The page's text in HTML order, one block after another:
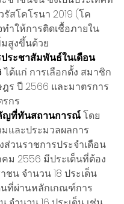
รัสโคโรนา 2019 (โค
ทำให้การติดเชื้อภายใน
มสูงขึ้นด้วย
ประชาสัมพันธ์ในเดือน
ได้แก่ การเลือกตั้ง สมาชิก
ร ปี 2566 และมาตรการ
รกร
ญที่ทันสถานการณ์ โดย
มและประมวลผลการ
ส่วนราชการประจำเดือน
ม 2556 มีประเด็นที่ต้อง
ชน จำนวน 18 ประเด็น
นที่ผ่านหลักเกณฑ์การ